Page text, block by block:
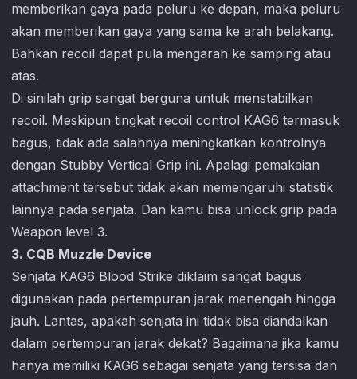
memberikan gaya pada peluru ke depan, maka peluru
akan memberikan gaya yang sama ke arah belakang.
Bahkan recoil dapat pula mengarah ke samping atau
atas.
Di sinilah grip sangat berguna untuk menstabilkan
recoil. Meskipun tingkat recoil control KAG6 termasuk
bagus, tidak ada salahnya meningkatkan kontrolnya
dengan Stubby Vertical Grip ini. Apalagi pemakaian
attachment tersebut tidak akan memengaruhi statistik
lainnya pada senjata. Dan kamu bisa unlock grip pada
Weapon level 3.
3. CQB Muzzle Device
Senjata KAG6 Blood Strike diklaim sangat bagus
digunakan pada pertempuran jarak menengah hingga
jauh. Lantas, apakah senjata ini tidak bisa diandalkan
dalam pertempuran jarak dekat? Bagaimana jika kamu
hanya memiliki KAG6 sebagai senjata yang tersisa dan